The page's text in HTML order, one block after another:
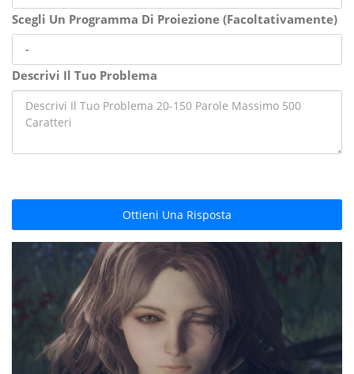
Scegli Un Programma Di Proiezione (Facoltativamente)
Descrivi Il Tuo Problema
Ottieni Una Risposta